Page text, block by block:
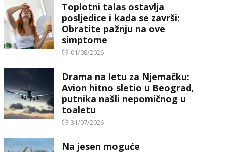
Toplotni talas ostavlja
posljedice i kada se završi:
Obratite pažnju na ove
simptome
Posted
01/08/2026
Drama na letu za Njemačku:
Avion hitno sletio u Beograd,
putnika našli nepomičnog u
toaletu
Posted
31/07/2026
Na jesen moguće